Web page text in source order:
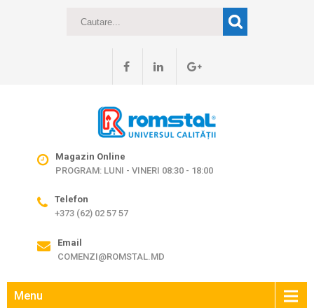
Magazin Online
PROGRAM: LUNI - VINERI 08:30 - 18:00
Telefon
+373 (62) 02 57 57
Email
COMENZI@ROMSTAL.MD
Menu